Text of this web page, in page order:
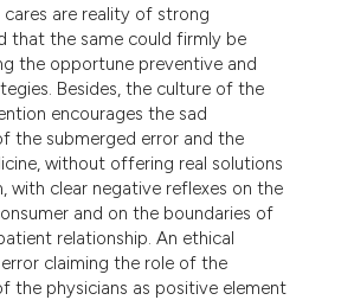
are reality of strong
that the same could firmly be
the opportune preventive and
Besides, the culture of the
encourages the sad
the submerged error and the
without offering real solutions
with clear negative reflexes on the
and on the boundaries of
relationship. An ethical
claiming the role of the
the physicians as positive element